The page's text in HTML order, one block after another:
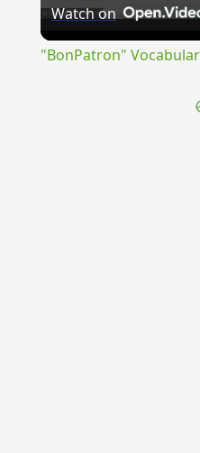
Watch on
"BonPatron"